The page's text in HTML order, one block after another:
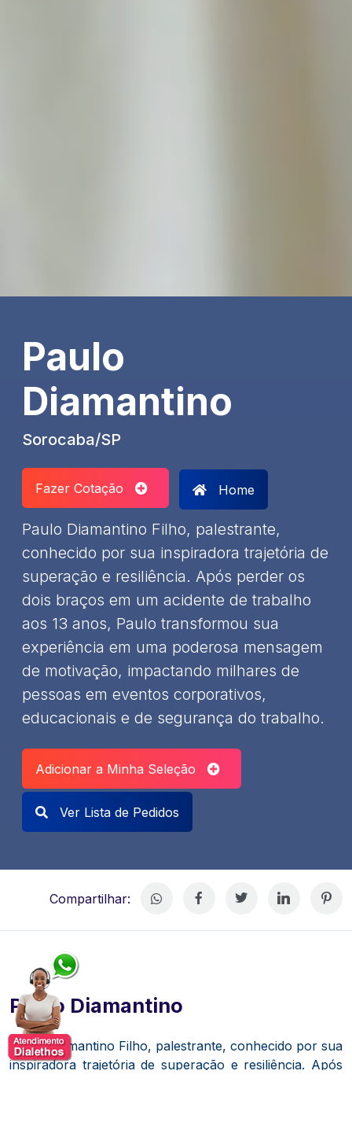
Paulo
Diamantino
Sorocaba/SP
Fazer Cotação Home
Paulo Diamantino Filho, palestrante,
conhecido por sua inspiradora trajetória de
superação e resiliência. Após perder os
dois braços em um acidente de trabalho
aos 13 anos, Paulo transformou sua
experiência em uma poderosa mensagem
de motivação, impactando milhares de
pessoas em eventos corporativos,
educacionais e de segurança do trabalho.
Adicionar a Minha Seleção
Ver Lista de Pedidos
Compartilhar:
Paulo Diamantino
Paulo Diamantino Filho, palestrante, conhecido por sua
inspiradora trajetória de superação e resiliência. Após